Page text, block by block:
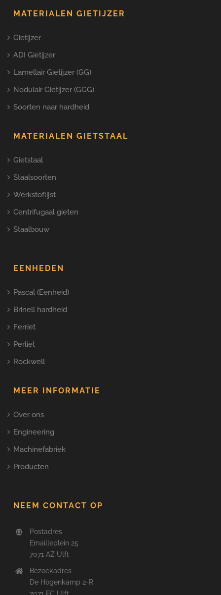
EENHEDEN
Pascal (Eenheid)
Brinell hardheid
Ferriet
Perliet
Rockwell
MEER INFORMATIE
Over ons
Engineering
Machinefabriek
Producten
MATERIALEN GIETIJZER
Gietijzer
ADI Gietijzer
Lamellair Gietijzer (GG)
Nodulair Gietijzer (GGG)
Soorten naar hardheid
MATERIALEN GIETSTAAL
Gietstaal
Staalsoorten
Werkstoflijst
Centrifugaal gieten
Staalbouw
NEEM CONTACT OP
Postadres
Emailleplein 25
7071 AZ Ulft
Bezoekadres
De Hogenkamp 2-R
7071 EC Ulft